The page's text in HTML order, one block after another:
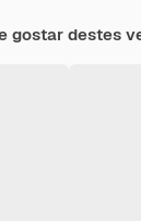
gostar destes